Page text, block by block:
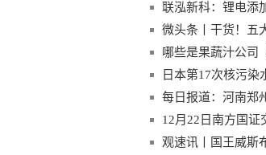
联泓新科：锂电添
微头条丨干货！五
哪些是果蔬汁公司
日本第17次核污染
每日报道：河南郑
12月22日南方国证
股、中远海控_每
观速讯丨国王威斯